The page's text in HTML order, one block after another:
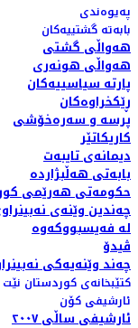
پەیوەندی
بابەتە گشتییەکان
هەواڵی گشتی
هەواڵی هونەری
پارتە سیاسییەکان
ڕێکخراوەکان
پرسە و سەرەخۆشی
کاریکاتێر
دیمانەی تایبەت
بابەتی هەڵبژاردە
حکومەتی هەرێمی
چەندین وێنەی
لە فەیسبووکەوە
ڤیدۆ
چەند وێنەیەکی
کتێبخانەی کوردستان نێت
ئارشیفی کۆن
ئارشیفی ساڵی ٢٠٠٧